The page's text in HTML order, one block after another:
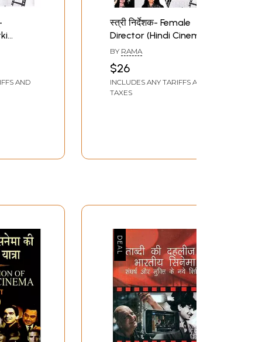
AND
स्त्री निर्देशक- Female
Director (Hindi Cinema
Journey)
BY RAMA
$26
INCLUDES ANY TARIFFS AND
TAXES